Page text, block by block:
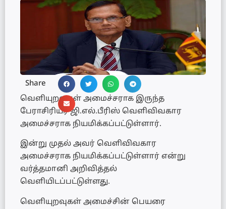
Share
வெளியுறவுகள் அமைச்சராக இருந்த
பேராசிரியர் ஜி.எல்.பீரிஸ் வெளிவிவகார
அமைச்சராக நியமிக்கப்பட்டுள்ளார்.
இன்று முதல் அவர் வெளிவிவகார
அமைச்சராக நியமிக்கப்பட்டுள்ளார் என்று
வர்த்தமானி அறிவித்தல்
வெளியிடப்பட்டுள்ளது.
வெளியுறவுகள் அமைச்சின் பெயரை